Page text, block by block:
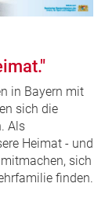
in Bayern mit
sich die
Als
Heimat - und
sich
finden.